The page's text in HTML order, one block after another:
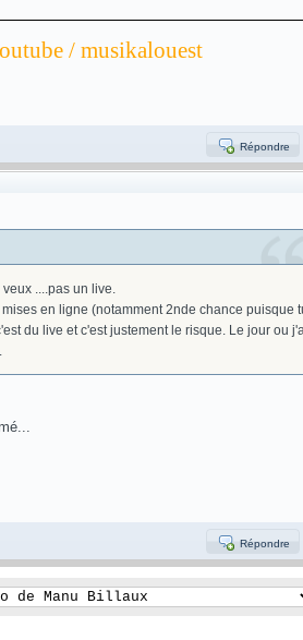
/ musikalouest
Répondre
....pas un live.
en ligne (notamment 2nde chance puisque
du live et c'est justement le risque. Le jour ou
Répondre